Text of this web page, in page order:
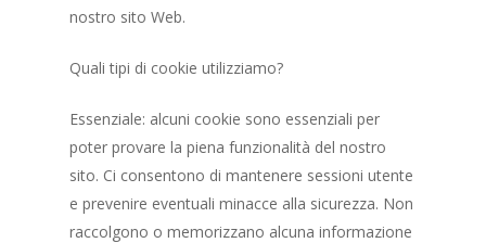
nostro sito Web.
Quali tipi di cookie utilizziamo?
Essenziale: alcuni cookie sono essenziali per
poter provare la piena funzionalità del nostro
sito. Ci consentono di mantenere sessioni utente
e prevenire eventuali minacce alla sicurezza. Non
raccolgono o memorizzano alcuna informazione
BlueBay